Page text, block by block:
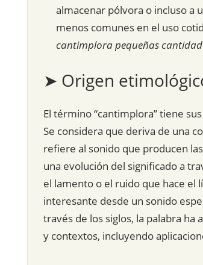
almacenar pólvora o incluso a
menos comunes en el uso
cantimplora pequeñas
➤ Origen
El término “cantimplora” tiene
Se considera que deriva de una
refiere al sonido que producen
una evolución del significado a
el lamento o el ruido que hace el
interesante desde un sonido
través de los siglos, la palabra
y contextos, incluyendo